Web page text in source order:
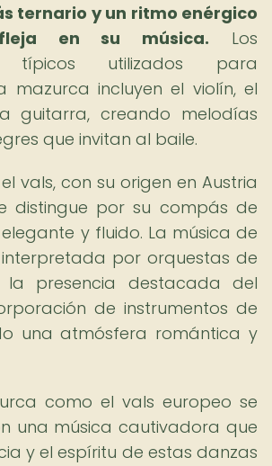
ternario y un ritmo enérgico
en su música. Los
típicos utilizados para
mazurca incluyen el violín, el
guitarra, creando melodías
que invitan al baile.
vals, con su origen en Austria
distingue por su compás de
y fluido. La música de
por orquestas de
la presencia destacada del
de instrumentos de
una atmósfera romántica y
como el vals europeo se
una música cautivadora que
y el espíritu de estas danzas